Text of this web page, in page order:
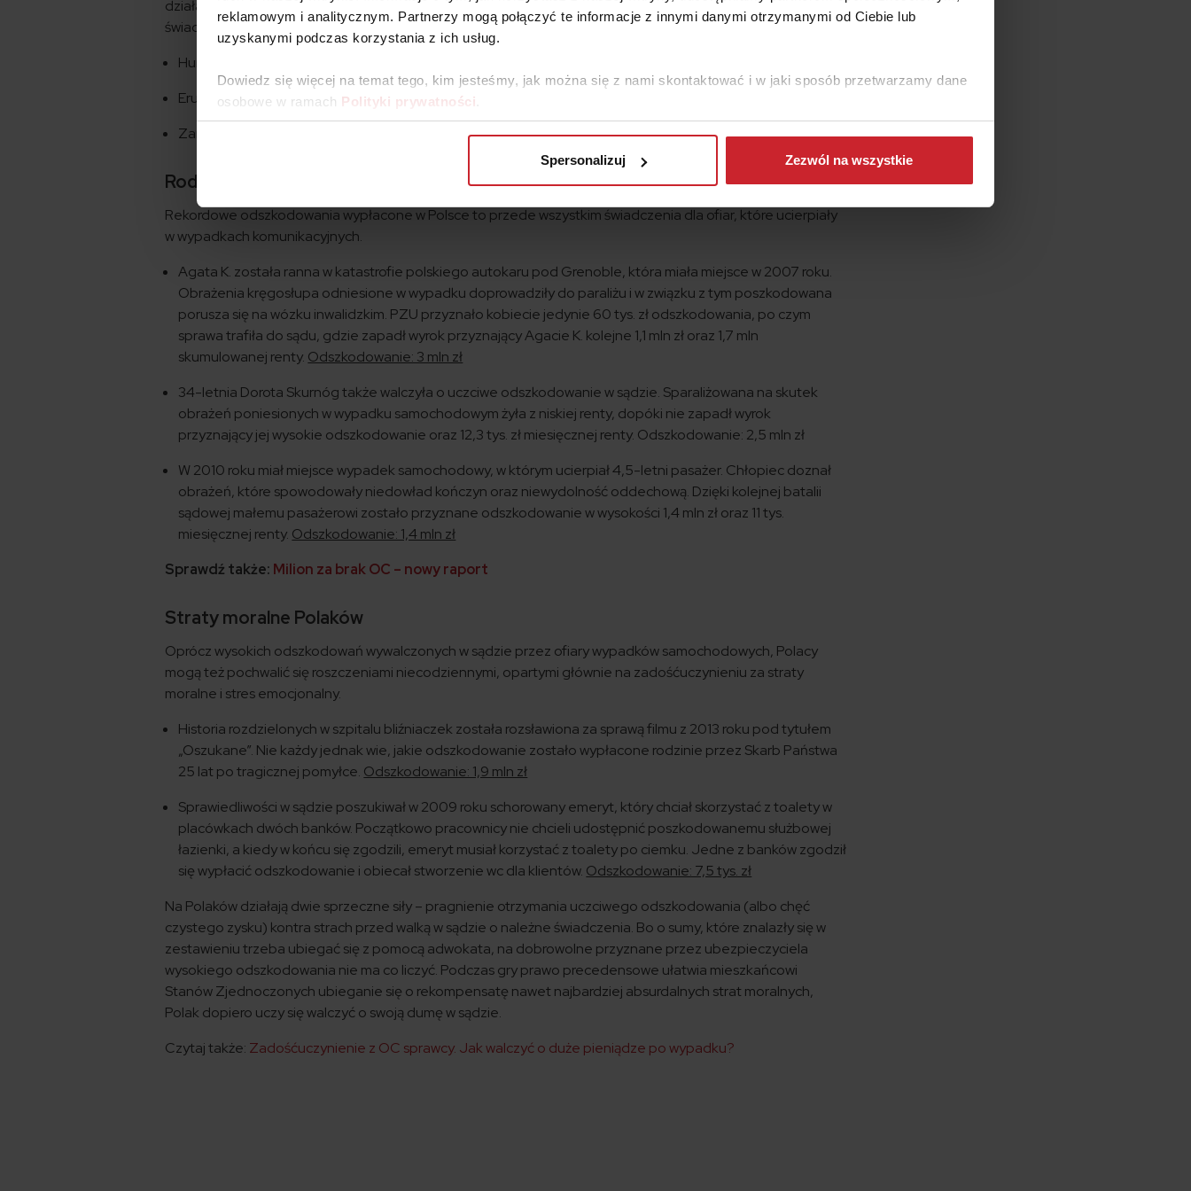
reklamowym i analitycznym. Partnerzy mogą połączyć te informacje z innymi danymi otrzymanymi od Ciebie lub
uzyskanymi podczas korzystania z ich usług.
Dowiedz się więcej na temat tego, kim jesteśmy, jak można się z nami skontaktować i w jaki sposób przetwarzamy dane
osobowe w ramach Polityki prywatności
Spersonalizuj Zezwól na wszystkie
działaniem żywiołów lub zamachami terrorystycznymi. W ogromnych sumach odszkodowań kryją się
świadczenia dla ofiar, rekompensaty za straty społeczne, moralne i ekonomiczne.
Huragany Katrina, Rita i Wilma, 2005 rok – suma wypłaconych odszkodowań:
Erupcja wulkanu Eyjafjallajokull w Islandii, 2010 rok – suma wypłaconych odszkodowań:
Zamach na Word Trade Centre, 2001 rok – suma wypłaconych odszkodowań:40 mld $
Rodzime rekordy
Rekordowe odszkodowania wypłacone w Polsce to przede wszystkim świadczenia dla ofiar, które ucierpiały
w wypadkach komunikacyjnych.
Agata K. została ranna w katastrofie polskiego autokaru pod Grenoble, która miała miejsce w 2007 roku.
Obrażenia kręgosłupa odniesione w wypadku doprowadziły do paraliżu i w związku z tym poszkodowana
porusza się na wózku inwalidzkim. PZU przyznało kobiecie jedynie 60 tys. zł odszkodowania, po czym
sprawa trafiła do sądu, gdzie zapadł wyrok przyznający Agacie K. kolejne 1,1 mln zł oraz 1,7 mln
skumulowanej renty. Odszkodowanie: 3 mln zł
34-letnia Dorota Skurnóg także walczyła o uczciwe odszkodowanie w sądzie. Sparaliżowana na skutek
obrażeń poniesionych w wypadku samochodowym żyła z niskiej renty, dopóki nie zapadł wyrok
przyznający jej wysokie odszkodowanie oraz 12,3 tys. zł miesięcznej renty. Odszkodowanie: 2,5 mln zł
W 2010 roku miał miejsce wypadek samochodowy, w którym ucierpiał 4,5-letni pasażer. Chłopiec doznał
obrażeń, które spowodowały niedowład kończyn oraz niewydolność oddechową. Dzięki kolejnej batalii
sądowej małemu pasażerowi zostało przyznane odszkodowanie w wysokości 1,4 mln zł oraz 11 tys.
miesięcznej renty. Odszkodowanie: 1,4 mln zł
Sprawdź także: Milion za brak OC – nowy raport
Straty moralne Polaków
Oprócz wysokich odszkodowań wywalczonych w sądzie przez ofiary wypadków samochodowych, Polacy
mogą też pochwalić się roszczeniami niecodziennymi, opartymi głównie na zadośćuczynieniu za straty
moralne i stres emocjonalny.
Historia rozdzielonych w szpitalu bliźniaczek została rozsławiona za sprawą filmu z 2013 roku pod tytułem
„Oszukane”. Nie każdy jednak wie, jakie odszkodowanie zostało wypłacone rodzinie przez Skarb Państwa
25 lat po tragicznej pomyłce. Odszkodowanie: 1,9 mln zł
Sprawiedliwości w sądzie poszukiwał w 2009 roku schorowany emeryt, który chciał skorzystać z toalety w
placówkach dwóch banków. Początkowo pracownicy nie chcieli udostępnić poszkodowanemu służbowej
łazienki, a kiedy w końcu się zgodzili, emeryt musiał korzystać z toalety po ciemku. Jedne z banków zgodził
się wypłacić odszkodowanie i obiecał stworzenie wc dla klientów. Odszkodowanie: 7,5 tys. zł
Na Polaków działają dwie sprzeczne siły – pragnienie otrzymania uczciwego odszkodowania (albo chęć
czystego zysku) kontra strach przed walką w sądzie o należne świadczenia. Bo o sumy, które znalazły się w
zestawieniu trzeba ubiegać się z pomocą adwokata, na dobrowolne przyznane przez ubezpieczyciela
wysokiego odszkodowania nie ma co liczyć. Podczas gry prawo precedensowe ułatwia mieszkańcowi
Stanów Zjednoczonych ubieganie się o rekompensatę nawet najbardziej absurdalnych strat moralnych,
Polak dopiero uczy się walczyć o swoją dumę w sądzie.
Czytaj także: Zadośćuczynienie z OC sprawcy. Jak walczyć o duże pieniądze po wypadku?